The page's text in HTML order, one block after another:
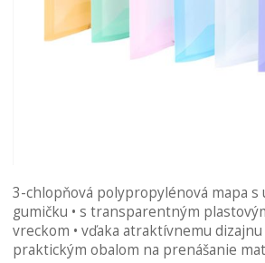
na
začiatok
galérie
obrázkov
3-chlopňová polypropylénová mapa s
gumičku • s transparentným
vreckom • vďaka atraktívnemu
praktickým obalom na prenášanie